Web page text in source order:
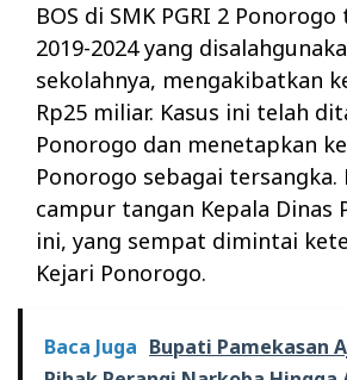
BOS di SMK PGRI 2
2019-2024 yang
sekolahnya, mengakibatkan
Rp25 miliar. Kasus ini telah
Ponorogo dan menetapkan
Ponorogo sebagai tersangka.
campur tangan Kepala Dinas
ini, yang sempat dimintai
Kejari Ponorogo.
Baca Juga Bupati Pamekasan